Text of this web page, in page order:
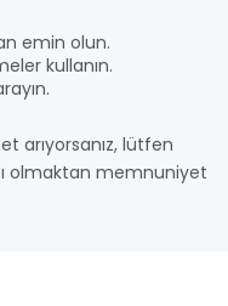
emin olun.
kullanın.
arıyorsanız, lütfen
olmaktan memnuniyet